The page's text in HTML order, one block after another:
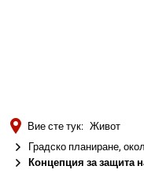
Вие сте тук: Живот
Градско планиране,
Концепция за защита